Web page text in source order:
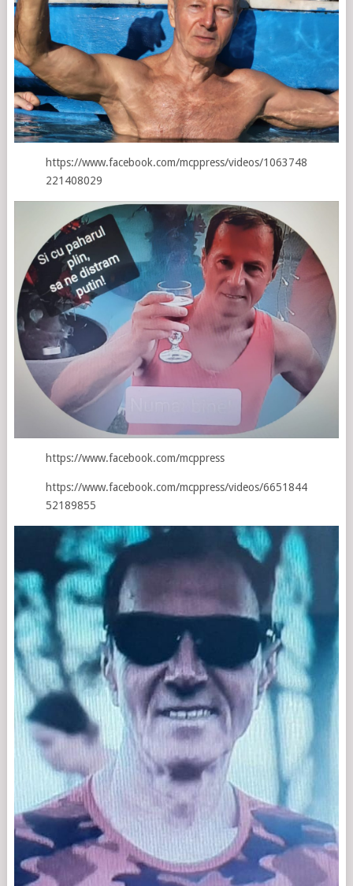
https://www.facebook.com/mcppress/videos/1063748
221408029
https://www.facebook.com/mcppress
https://www.facebook.com/mcppress/videos/6651844
52189855